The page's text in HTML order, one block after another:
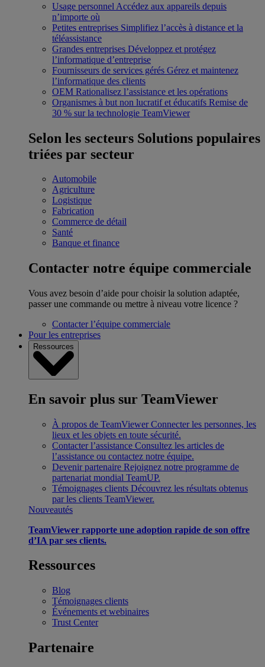
Usage personnel Accédez aux appareils depuis
n’importe où
Petites entreprises Simplifiez l’accès à distance et la
téléassistance
Grandes entreprises Développez et protégez
l’informatique d’entreprise
Fournisseurs de services gérés Gérez et maintenez
l’informatique des clients
OEM Rationalisez l’assistance et les opérations
Organismes à but non lucratif et éducatifs Remise de
30 % sur la technologie TeamViewer
Selon les secteurs Solutions populaires
triées par secteur
Automobile
Agriculture
Logistique
Fabrication
Commerce de détail
Santé
Banque et finance
Contacter notre équipe commerciale
Vous avez besoin d’aide pour choisir la solution adaptée,
passer une commande ou mettre à niveau votre licence ?
Contacter l’équipe commerciale
Pour les entreprises
Ressources
En savoir plus sur TeamViewer
À propos de TeamViewer Connecter les personnes, les
lieux et les objets en toute sécurité.
Contacter l’assistance Consultez les articles de
l’assistance ou contactez notre équipe.
Devenir partenaire Rejoignez notre programme de
partenariat mondial TeamUP.
Témoignages clients Découvrez les résultats obtenus
par les clients TeamViewer.
Nouveautés
TeamViewer rapporte une adoption rapide de son offre
d’IA par ses clients.
Ressources
Blog
Témoignages clients
Événements et webinaires
Trust Center
Partenaire